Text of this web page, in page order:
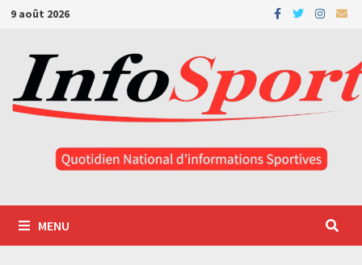
Passer
contenu
9 août 2026
MENU